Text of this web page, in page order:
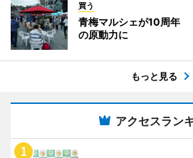
買う
青梅マルシェが10周年
の原動力に
もっと見る
アクセスラン